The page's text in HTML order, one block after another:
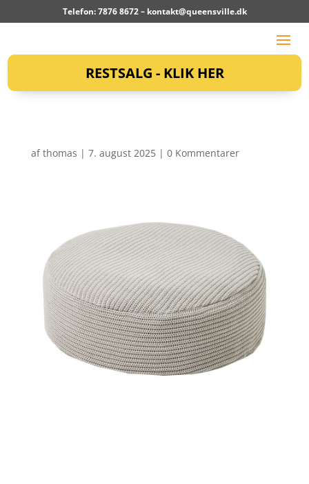
Telefon: 7876 8672 – kontakt@queensville.dk
RESTSALG - KLIK HER
afthomas | 7. august 2025| 0 Kommentarer